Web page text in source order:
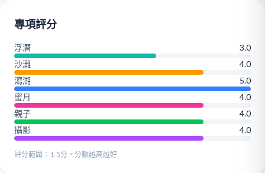
專項評分
浮潛
3.0
沙灘
4.0
瀉湖
5.0
蜜月
4.0
親子
4.0
攝影
4.0
評分範圍：1-5分，分數越高越好